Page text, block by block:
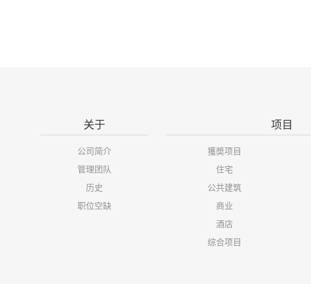
关于
公司简介
管理团队
历史
职位空缺
项目
獲奬项目
住宅
公共建筑
商业
酒店
综合项目